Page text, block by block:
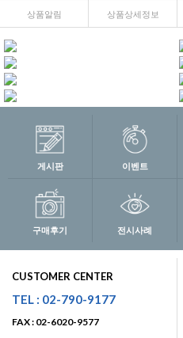
상품알림 상품상세정보
게시판 이벤트
구매후기 전시사례
CUSTOMER CENTER
TEL : 02-790-9177
FAX : 02-6020-9577